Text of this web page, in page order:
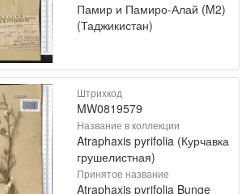
Памир и Памиро-Алай (M2)
(Таджикистан)
Штрихкод
MW0819579
Название в коллекции
Atraphaxis pyrifolia (Курчавка
грушелистная)
Принятое название
Atraphaxis pyrifolia Bunge